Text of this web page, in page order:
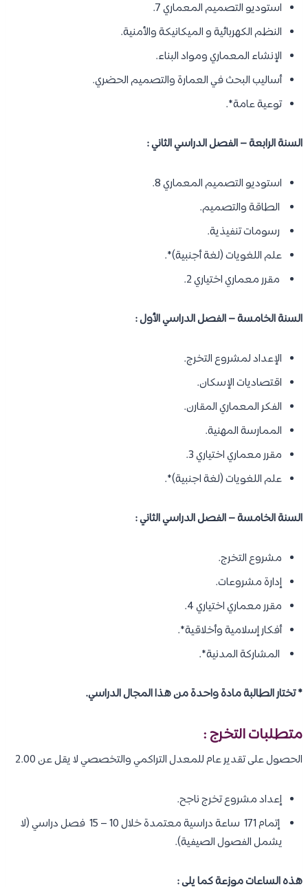
استوديو التصميم المعماري 7.
النظم الكهربائية و الميكانيكة والأمنية.
الإنشاء المعماري ومواد البناء.
أساليب البحث في العمارة والتصميم الحضري.
توعية عامة*.
السنة الرابعة – الفصل الدراسي الثاني :
استوديو التصميم المعماري 8.
الطاقة والتصميم.
رسومات تنفيذية.
علم اللغويات (لغة أجنبية)*.
مقرر معماري اختياري 2.
السنة الخامسة – الفصل الدراسي الأول :
الإعداد لمشروع التخرج.
اقتصاديات الإسكان.
الفكر المعماري المقارن.
الممارسة المهنية.
مقرر معماري اختياري 3.
علم اللغويات (لغة اجنبية)*.
السنة الخامسة – الفصل الدراسي الثاني :
مشروع التخرج.
إدارة مشروعات.
مقرر معماري اختياري 4.
أفكار إسلامية وأخلاقية*.
المشاركة المدنية*.
* تختار الطالبة مادة واحدة من هذا المجال الدراسي​​.
متطلبات التخرج :
​الحصول على تقدير عام للمعدل التراكمي والتخصصي لا يقل عن 2.00
إعداد مشروع تخرج ناجح.
إتمام 171 ساعة دراسية معتمدة خلال 10 – 15 فصل دراسي (لا
يشمل الفصول الصيفية).​
هذه الساعات موزعة كما يلي :